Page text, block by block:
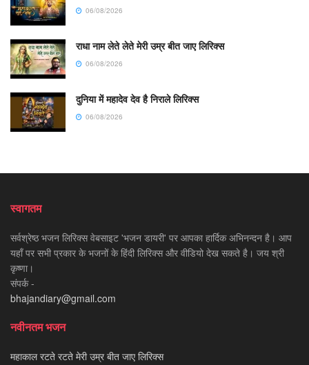
06/08/2026
राधा नाम लेते लेते मेरी उम्र बीत जाए लिरिक्स
06/08/2026
दुनिया में महादेव देव है निराले लिरिक्स
06/08/2026
स्वागतम
सर्वश्रेष्ठ भजन लिरिक्स वेबसाइट 'भजन डायरी' पर आपका हार्दिक अभिनन्दन है। आप
यहाँ पर सभी प्रकार के भजनों के हिंदी लिरिक्स और वीडियो देख सकते है। जय श्री
कृष्णा।
संपर्क -
bhajandiary@gmail.com
नवीनतम भजन
महाकाल रटते रटते मेरी उम्र बीत जाए लिरिक्स